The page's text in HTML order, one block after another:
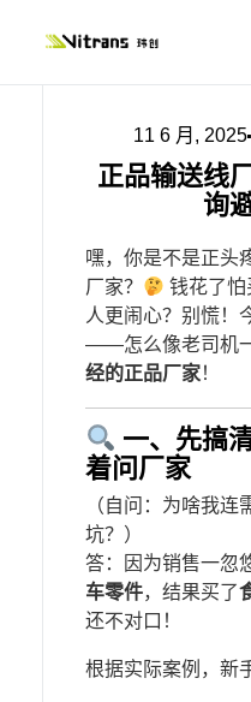
11 6 月, 2025
正品输送线
询
嘿，你是不是正头
厂家？
钱花了怕
人更闹心？别慌！
——怎么像老司机
经的正品厂家​​！
一、先搞
着问厂家
（自问：为啥我连
坑？）
答：因为销售一忽
车零件​​，结果买了​
还不对口！
根据实际案例，新